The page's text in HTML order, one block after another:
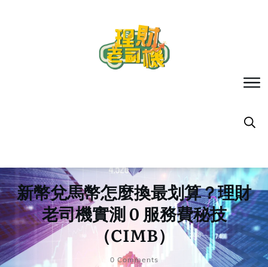
新幣兌馬幣怎麼換最划算？理財
老司機實測 0 服務費秘技
（CIMB）
0 Comments